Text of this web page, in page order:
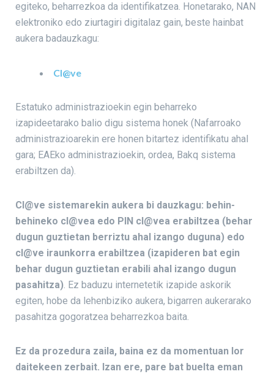
egiteko, beharrezkoa da identifikatzea. Honetarako, NAN
elektroniko edo ziurtagiri digitalaz gain, beste hainbat
aukera badauzkagu:
Cl@ve
Estatuko administrazioekin egin beharreko
izapideetarako balio digu sistema honek (Nafarroako
administrazioarekin ere honen bitartez identifikatu ahal
gara; EAEko administrazioekin, ordea, Bakq sistema
erabiltzen da).
Cl@ve sistemarekin aukera bi dauzkagu: behin-
behineko cl@vea edo PIN cl@vea erabiltzea (behar
dugun guztietan berriztu ahal izango duguna) edo
cl@ve iraunkorra erabiltzea (izapideren bat egin
behar dugun guztietan erabili ahal izango dugun
pasahitza). Ez baduzu internetetik izapide askorik
egiten, hobe da lehenbiziko aukera, bigarren aukerarako
pasahitza gogoratzea beharrezkoa baita.
Ez da prozedura zaila, baina ez da momentuan lor
daitekeen zerbait. Izan ere, pare bat buelta eman